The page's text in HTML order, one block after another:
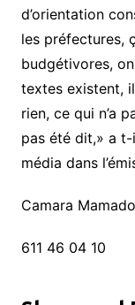
d’orientation
les préfectures,
budgétivores,
textes existent,
rien, ce qui n’a
pas été dit,» a
média dans
Camara
611 46 04 10